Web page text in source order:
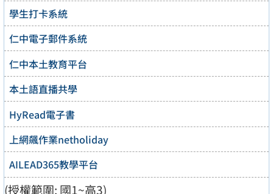
學生打卡系統
仁中電子郵件系統
仁中本土教育平台
本土語直播共學
HyRead電子書
上網飆作業netholiday
AILEAD365教學平台
(授權範圍: 國1~高3)